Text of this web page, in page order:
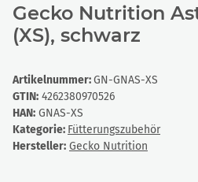
Gecko Nutrition
(XS), schwarz
Artikelnummer:GN-GNAS-XS
GTIN: 4262380970526
HAN: GNAS-XS
Kategorie: Fütterungszubehör
Hersteller: Gecko Nutrition